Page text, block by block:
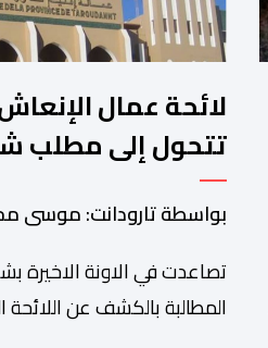
لائحة عمال
تتحول إلى مطلب
فمن يجيب؟.
بواسطة تارودانت: موسى
تصاعدت في الاونة الاخيرة
المطالبة بالكشف عن اللائحة